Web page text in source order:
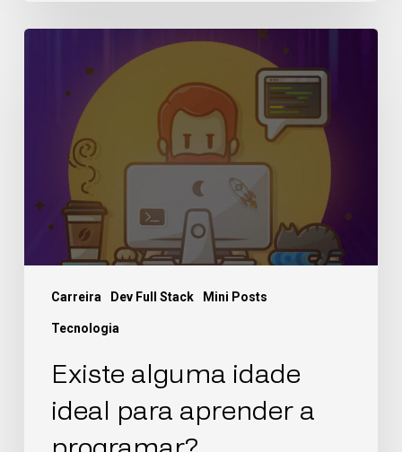
Carreira Dev Full Stack Mini Posts
Tecnologia
Existe alguma idade
ideal para aprender a